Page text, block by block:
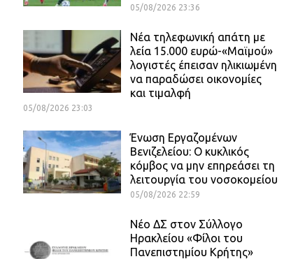
05/08/2026 23:36
Νέα τηλεφωνική απάτη με
λεία 15.000 ευρώ-«Μαϊμού»
λογιστές έπεισαν ηλικιωμένη
να παραδώσει οικονομίες
και τιμαλφή
05/08/2026 23:03
Ένωση Εργαζομένων
Βενιζελείου: Ο κυκλικός
κόμβος να μην επηρεάσει τη
λειτουργία του νοσοκομείου
05/08/2026 22:59
Νέο ΔΣ στον Σύλλογο
Ηρακλείου «Φίλοι του
Πανεπιστημίου Κρήτης»